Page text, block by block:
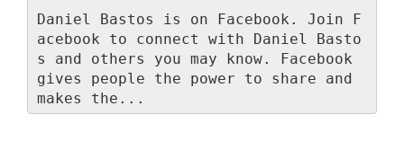
Daniel Bastos is on Facebook. Join F
acebook to connect with Daniel Basto
s and others you may know. Facebook
gives people the power to share and
makes the...